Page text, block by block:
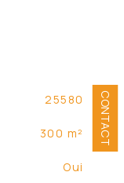
CONTACT
25580
300 m²
oui